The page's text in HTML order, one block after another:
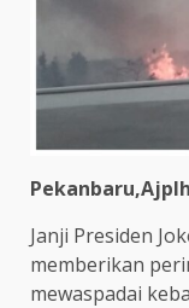
Janji Presiden
memberikan
mewaspadai